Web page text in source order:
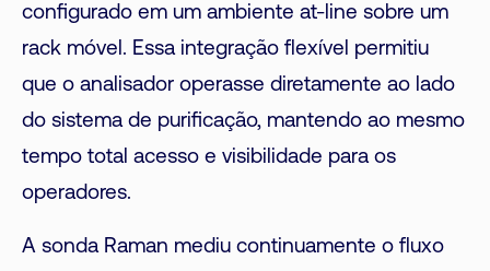
configurado em um ambiente at-line sobre um
rack móvel. Essa integração flexível permitiu
que o analisador operasse diretamente ao lado
do sistema de purificação, mantendo ao mesmo
tempo total acesso e visibilidade para os
operadores.
A sonda Raman mediu continuamente o fluxo